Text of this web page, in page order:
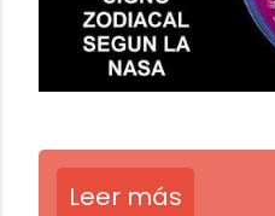
Leer más